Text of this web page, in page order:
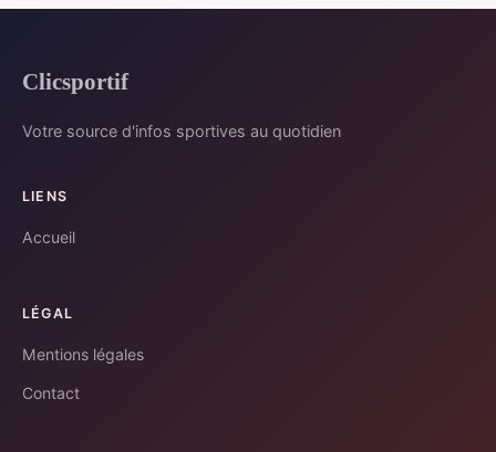
Clicsportif
Votre source d'infos sportives au quotidien
LIENS
Accueil
LÉGAL
Mentions légales
Contact